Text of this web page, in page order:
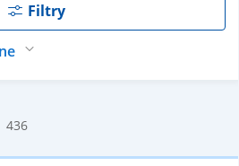
Filtry
436